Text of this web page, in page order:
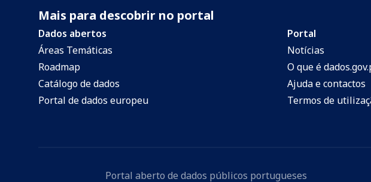
Mais para descobrir no portal
Dados abertos
Áreas Temáticas
Roadmap
Catálogo de dados
Portal de dados europeu
Portal
Notícias
O que é
Ajuda e contactos
Termos de
Portal aberto de dados públicos portugueses